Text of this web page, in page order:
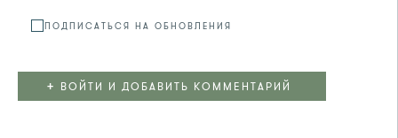
ПОДПИСАТЬСЯ НА ОБНОВЛЕНИЯ
+ ВОЙТИ И ДОБАВИТЬ КОММЕНТАРИЙ